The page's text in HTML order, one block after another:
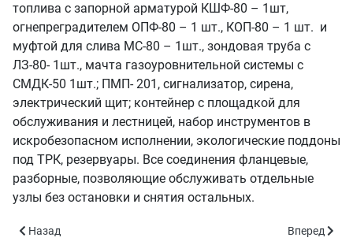
топлива с запорной арматурой КШФ-80 – 1шт,
огнепреградителем ОПФ-80 – 1 шт., КОП-80 – 1 шт. и
муфтой для слива МС-80 – 1шт., зондовая труба с
ЛЗ-80- 1шт., мачта газоуровнительной системы с
СМДК-50 1шт.; ПМП- 201, сигнализатор, сирена,
электрический щит; контейнер с площадкой для
обслуживания и лестницей, набор инструментов в
искробезопасном исполнении, экологические поддоны
под ТРК, резервуары. Все соединения фланцевые,
разборные, позволяющие обслуживать отдельные
узлы без остановки и снятия остальных.
Предыдущий: Модульная АЗС (МАЗС-10 объём 10 куб.м)
Назад Вперед